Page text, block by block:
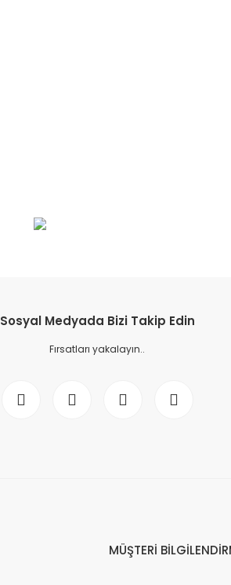
Sosyal Medyada Bizi Takip Edin
Fırsatları yakalayın..
MÜŞTERİ